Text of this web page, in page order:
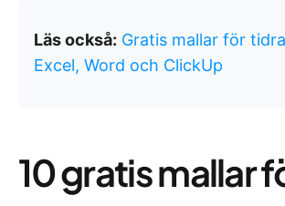
Läs också: Gratis mallar för
Excel, Word och ClickUp
10 gratis mallar